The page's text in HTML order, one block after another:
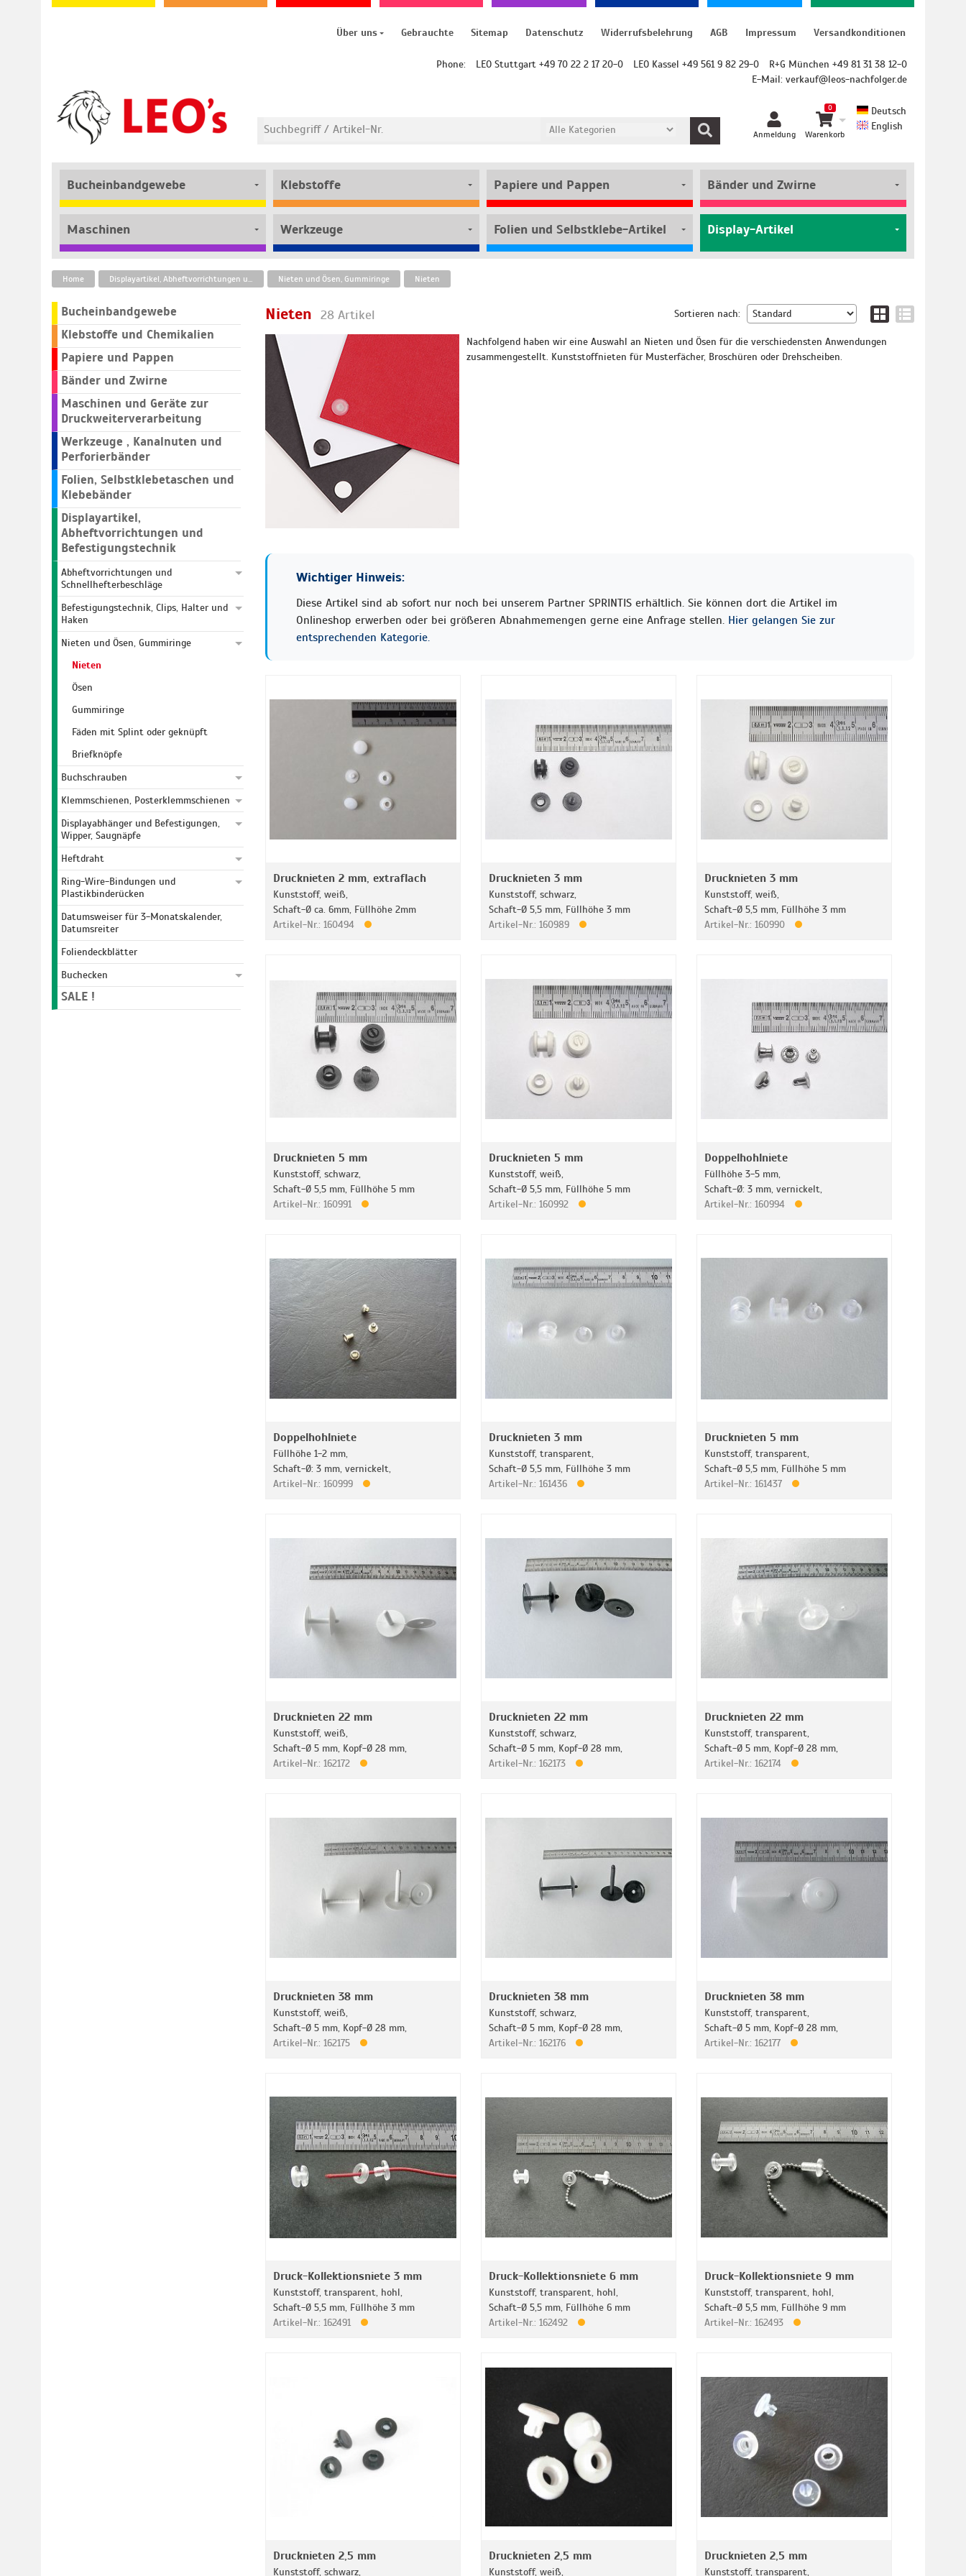
Über uns Gebrauchte Sitemap Datenschutz Widerrufsbelehrung AGB Impressum Versandkonditionen
Phone: LEO Stuttgart +49 70 22 2 17 20-0 LEO Kassel +49 561 9 82 29-0
R+G München +49 81 31 38 12-0
E-Mail: verkauf@leos-nachfolger.de
Anmeldung
0
Warenkorb
Deutsch
English
Bucheinbandgewebe Klebstoffe Papiere und Pappen Bänder und Zwirne
Maschinen Werkzeuge Folien und Selbstklebe-Artikel Display-Artikel
Home Displayartikel, Abheftvorrichtungen und Befestigungstechnik Nieten und Ösen, Gummiringe Nieten
Bucheinbandgewebe
Klebstoffe und Chemikalien
Papiere und Pappen
Bänder und Zwirne
Maschinen und Geräte zur
Druckweiterverarbeitung
Werkzeuge , Kanalnuten und
Perforierbänder
Folien, Selbstklebetaschen und
Klebebänder
Displayartikel,
Abheftvorrichtungen und
Befestigungstechnik
Abheftvorrichtungen und
Schnellhefterbeschläge
Befestigungstechnik, Clips, Halter und
Haken
Nieten und Ösen, Gummiringe
Nieten
Ösen
Gummiringe
Fäden mit Splint oder geknüpft
Briefknöpfe
Buchschrauben
Klemmschienen, Posterklemmschienen
Displayabhänger und Befestigungen,
Wipper, Saugnäpfe
Heftdraht
Ring-Wire-Bindungen und
Plastikbinderücken
Datumsweiser für 3-Monatskalender,
Datumsreiter
Foliendeckblätter
Buchecken
SALE !
Nieten 28 Artikel Sortieren nach:
Nachfolgend haben wir eine Auswahl an Nieten und Ösen für die verschiedensten Anwendungen
zusammengestellt. Kunststoffnieten für Musterfächer, Broschüren oder Drehscheiben.
Wichtiger Hinweis:
Diese Artikel sind ab sofort nur noch bei unserem Partner SPRINTIS erhältlich. Sie können dort die Artikel im
Onlineshop erwerben oder bei größeren Abnahmemengen gerne eine Anfrage stellen. Hier gelangen Sie zur
entsprechenden Kategorie.
Drucknieten 2 mm, extraflach
Kunststoff, weiß,
Schaft-Ø ca. 6mm, Füllhöhe 2mm
Artikel-Nr.: 160494
Drucknieten 3 mm
Kunststoff, schwarz,
Schaft-Ø 5,5 mm, Füllhöhe 3 mm
Artikel-Nr.: 160989
Drucknieten 3 mm
Kunststoff, weiß,
Schaft-Ø 5,5 mm, Füllhöhe 3 mm
Artikel-Nr.: 160990
Drucknieten 5 mm
Kunststoff, schwarz,
Schaft-Ø 5,5 mm, Füllhöhe 5 mm
Artikel-Nr.: 160991
Drucknieten 5 mm
Kunststoff, weiß,
Schaft-Ø 5,5 mm, Füllhöhe 5 mm
Artikel-Nr.: 160992
Doppelhohlniete
Füllhöhe 3-5 mm,
Schaft-Ø: 3 mm, vernickelt,
Artikel-Nr.: 160994
Doppelhohlniete
Füllhöhe 1-2 mm,
Schaft-Ø: 3 mm, vernickelt,
Artikel-Nr.: 160999
Drucknieten 3 mm
Kunststoff, transparent,
Schaft-Ø 5,5 mm, Füllhöhe 3 mm
Artikel-Nr.: 161436
Drucknieten 5 mm
Kunststoff, transparent,
Schaft-Ø 5,5 mm, Füllhöhe 5 mm
Artikel-Nr.: 161437
Drucknieten 22 mm
Kunststoff, weiß,
Schaft-Ø 5 mm, Kopf-Ø 28 mm,
Artikel-Nr.: 162172
Drucknieten 22 mm
Kunststoff, schwarz,
Schaft-Ø 5 mm, Kopf-Ø 28 mm,
Artikel-Nr.: 162173
Drucknieten 22 mm
Kunststoff, transparent,
Schaft-Ø 5 mm, Kopf-Ø 28 mm,
Artikel-Nr.: 162174
Drucknieten 38 mm
Kunststoff, weiß,
Schaft-Ø 5 mm, Kopf-Ø 28 mm,
Artikel-Nr.: 162175
Drucknieten 38 mm
Kunststoff, schwarz,
Schaft-Ø 5 mm, Kopf-Ø 28 mm,
Artikel-Nr.: 162176
Drucknieten 38 mm
Kunststoff, transparent,
Schaft-Ø 5 mm, Kopf-Ø 28 mm,
Artikel-Nr.: 162177
Druck-Kollektionsniete 3 mm
Kunststoff, transparent, hohl,
Schaft-Ø 5,5 mm, Füllhöhe 3 mm
Artikel-Nr.: 162491
Druck-Kollektionsniete 6 mm
Kunststoff, transparent, hohl,
Schaft-Ø 5,5 mm, Füllhöhe 6 mm
Artikel-Nr.: 162492
Druck-Kollektionsniete 9 mm
Kunststoff, transparent, hohl,
Schaft-Ø 5,5 mm, Füllhöhe 9 mm
Artikel-Nr.: 162493
Drucknieten 2,5 mm
Kunststoff, schwarz,
Drucknieten 2,5 mm
Kunststoff, weiß,
Drucknieten 2,5 mm
Kunststoff, transparent,